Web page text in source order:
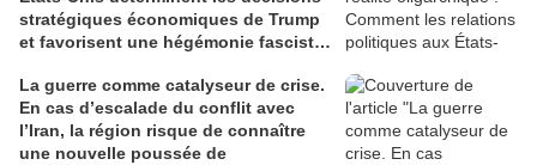
stratégiques économiques de Trump
et favorisent une hégémonie fasciste,
La guerre comme catalyseur de crise.
En cas d’escalade du conflit avec
l’Iran, la région risque de connaître
une nouvelle poussée de